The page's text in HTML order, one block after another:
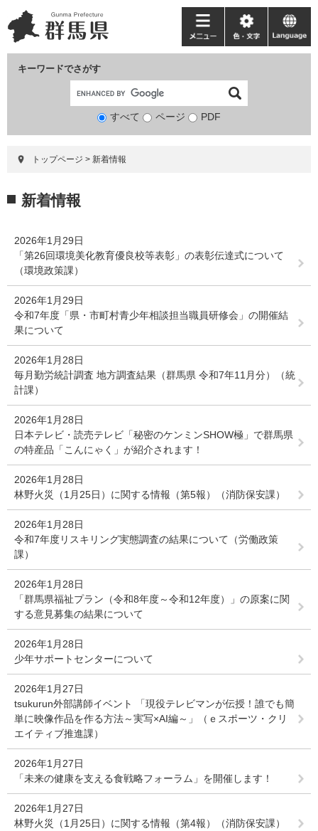
ー
ジ
ニ
ュ
て
キーワードでさがす
検
すべて ページ PDF
メ
ニ
ー
色・
文
language
トップページ > 新着情報
文 新着情報
2026年1月29日
「第26回環境美化教育優良校等表彰」の表彰伝達式について
（環境政策課）
2026年1月29日
令和7年度「県・市町村青少年相談担当職員研修会」の開催結
果について
2026年1月28日
毎月勤労統計調査 地方調査結果（群馬県 令和7年11月分）（統
計課）
2026年1月28日
日本テレビ・読売テレビ「秘密のケンミンSHOW極」で群馬県
の特産品「こんにゃく」が紹介されます！
2026年1月28日
林野火災（1月25日）に関する情報（第5報）（消防保安課）
2026年1月28日
令和7年度リスキリング実態調査の結果について（労働政策
課）
2026年1月28日
「群馬県福祉プラン（令和8年度～令和12年度）」の原案に関
する意見募集の結果について
2026年1月28日
少年サポートセンターについて
2026年1月27日
tsukurun外部講師イベント 「現役テレビマンが伝授！誰でも簡
単に映像作品を作る方法～実写×AI編～」（ｅスポーツ・クリ
エイティブ推進課）
2026年1月27日
「未来の健康を支える食戦略フォーラム」を開催します！
2026年1月27日
林野火災（1月25日）に関する情報（第4報）（消防保安課）